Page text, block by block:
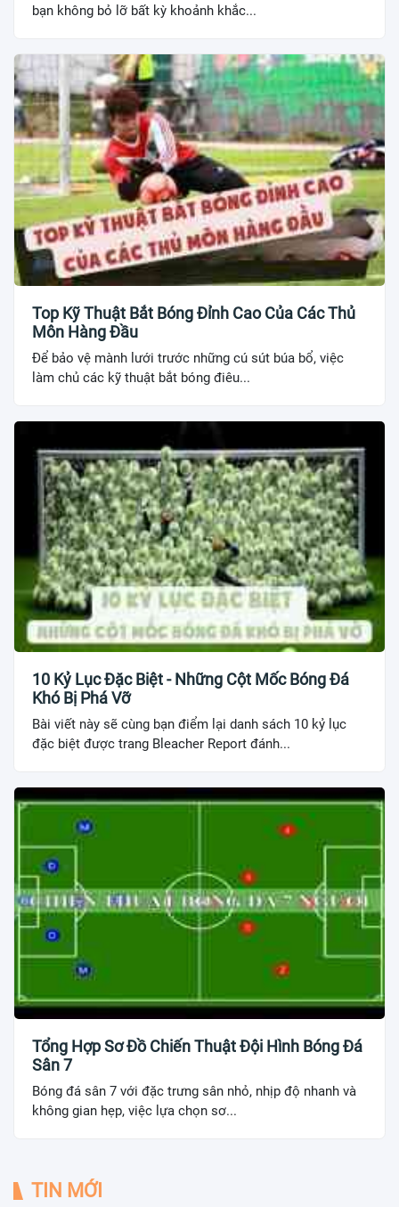
bạn không bỏ lỡ bất kỳ khoảnh khắc...
Top Kỹ Thuật Bắt Bóng Đỉnh Cao Của Các Thủ
Môn Hàng Đầu
Để bảo vệ mành lưới trước những cú sút búa bổ, việc
làm chủ các kỹ thuật bắt bóng điêu...
10 Kỷ Lục Đặc Biệt - Những Cột Mốc Bóng Đá
Khó Bị Phá Vỡ
Bài viết này sẽ cùng bạn điểm lại danh sách 10 kỷ lục
đặc biệt được trang Bleacher Report đánh...
Tổng Hợp Sơ Đồ Chiến Thuật Đội Hình Bóng Đá
Sân 7
Bóng đá sân 7 với đặc trưng sân nhỏ, nhịp độ nhanh và
không gian hẹp, việc lựa chọn sơ...
TIN MỚI